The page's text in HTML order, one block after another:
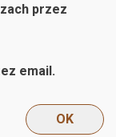
przez
email.